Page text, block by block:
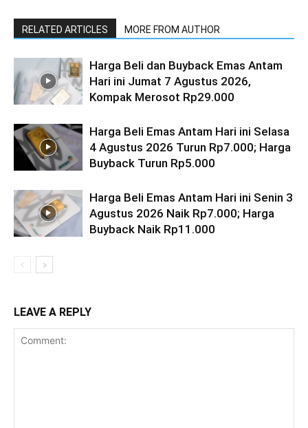
RELATED ARTICLES MORE FROM AUTHOR
Harga Beli dan Buyback Emas Antam
Hari ini Jumat 7 Agustus 2026,
Kompak Merosot Rp29.000
Harga Beli Emas Antam Hari ini Selasa
4 Agustus 2026 Turun Rp7.000; Harga
Buyback Turun Rp5.000
Harga Beli Emas Antam Hari ini Senin 3
Agustus 2026 Naik Rp7.000; Harga
Buyback Naik Rp11.000
LEAVE A REPLY